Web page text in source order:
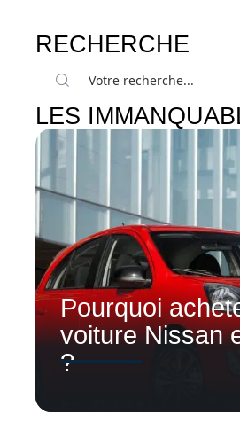
RECHERCHE
LES
Pourquoi
voiture Nissan
?